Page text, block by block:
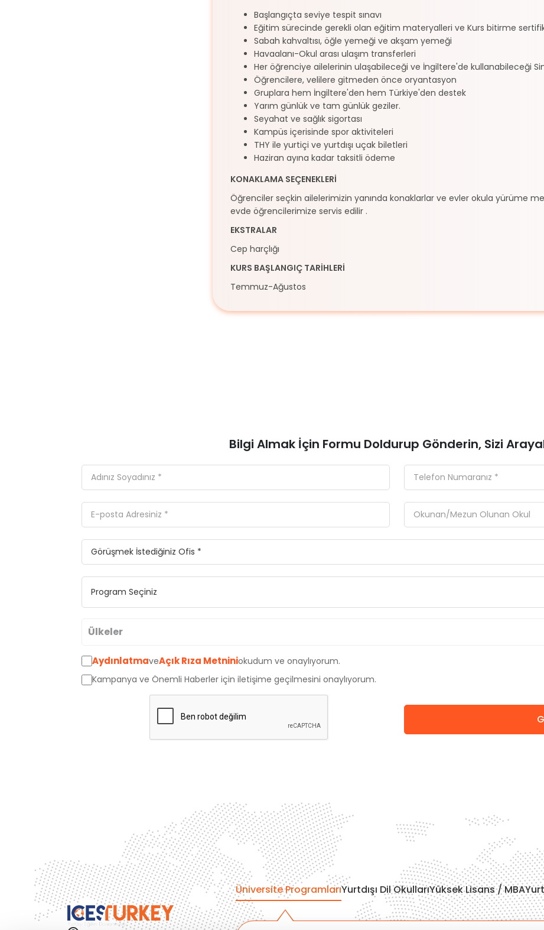
Başlangıçta seviye tespit sınavı
Eğitim sürecinde gerekli olan eğitim materyalleri ve Kurs bitirme
Sabah kahvaltısı, öğle yemeği ve akşam yemeği
Havaalanı-Okul arası ulaşım transferleri
Her öğrenciye ailelerinin ulaşabileceği ve İngiltere'de kullanabileceği
Öğrencilere, velilere gitmeden önce oryantasyon
Gruplara hem İngiltere'den hem Türkiye'den destek
Yarım günlük ve tam günlük geziler.
Seyahat ve sağlık sigortası
Kampüs içerisinde spor aktiviteleri
THY ile yurtiçi ve yurtdışı uçak biletleri
Haziran ayına kadar taksitli ödeme
KONAKLAMA SEÇENEKLERİ
Öğrenciler seçkin ailelerimizin yanında konaklarlar ve evler okula yürüme
evde öğrencilerimize servis edilir .
EKSTRALAR
Cep harçlığı
KURS BAŞLANGIÇ TARİHLERİ
Temmuz-Ağustos
Bilgi Almak İçin Formu Doldurup Gönderin, Sizi
Ülkeler
Avustralya
Macaristan
İspanya
AydınlatmaveAçık Rıza Metniniokudum ve onaylıyorum.
Kampanya ve Önemli Haberler için iletişime geçilmesini onaylıyorum.
Üniversite ProgramlarıYurtdışı Dil OkullarıYüksek Lisans / MBA